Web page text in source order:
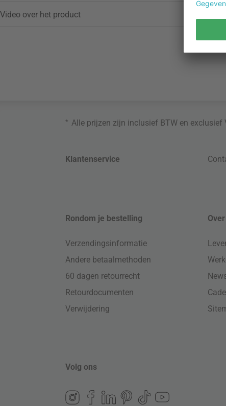
Video over het product
* Alle prijzen zijn inclusief BTW en exclusief
Klantenservice
Rondom je bestelling
Verzendingsinformatie
Andere betaalmethoden
60 dagen retourrecht
Retourdocumenten
Verwijdering
Volg ons